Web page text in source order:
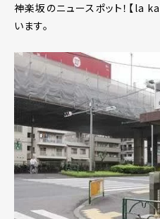
神楽坂のニュースポット！【la
います。